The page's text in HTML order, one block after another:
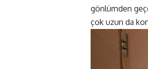
gönlümden
çok uzun da